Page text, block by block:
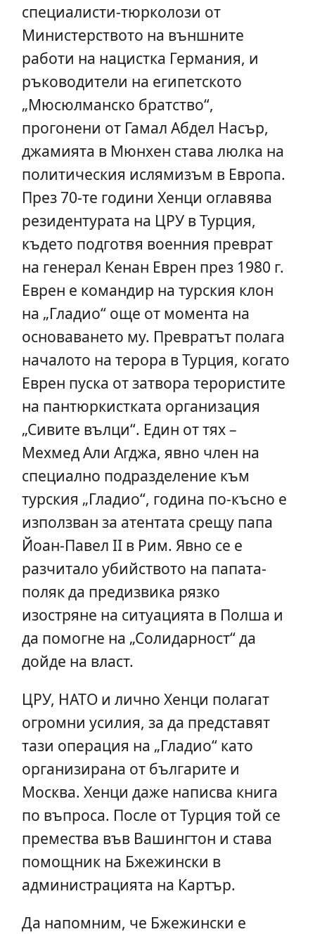
специалисти-тюрколози от
Министерството на външните
работи на нацистка Германия, и
ръководители на египетското
„Мюсюлманско братство“,
прогонени от Гамал Абдел Насър,
джамията в Мюнхен става люлка на
политическия ислямизъм в Европа.
През 70-те години Хенци оглавява
резидентурата на ЦРУ в Турция,
където подготвя военния преврат
на генерал Кенан Еврен през 1980 г.
Еврен е командир на турския клон
на „Гладио“ още от момента на
основаването му. Превратът полага
началото на терора в Турция, когато
Еврен пуска от затвора терористите
на пантюркистката организация
„Сивите вълци“. Един от тях –
Мехмед Али Агджа, явно член на
специално подразделение към
турския „Гладио“, година по-късно е
използван за атентата срещу папа
Йоан-Павел ІІ в Рим. Явно се е
разчитало убийството на папата-
поляк да предизвика рязко
изостряне на ситуацията в Полша и
да помогне на „Солидарност“ да
дойде на власт.
ЦРУ, НАТО и лично Хенци полагат
огромни усилия, за да представят
тази операция на „Гладио“ като
организирана от българите и
Москва. Хенци даже написва книга
по въпроса. После от Турция той се
премества във Вашингтон и става
помощник на Бжежински в
администрацията на Картър.
Да напомним, че Бжежински е